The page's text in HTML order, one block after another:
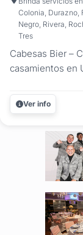
Colonia, Durazno,
Negro, Rivera,
Tres
Cabesas Bier –
casamientos en
Cabesas Bier
artesanal en
Ver info